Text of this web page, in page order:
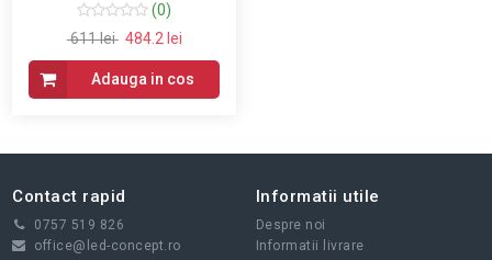
(0)
611 lei 484.2 lei
Adauga in cos
Contact rapid
0757 519 826
office@led-concept.ro
Informatii utile
Despre noi
Informatii livrare